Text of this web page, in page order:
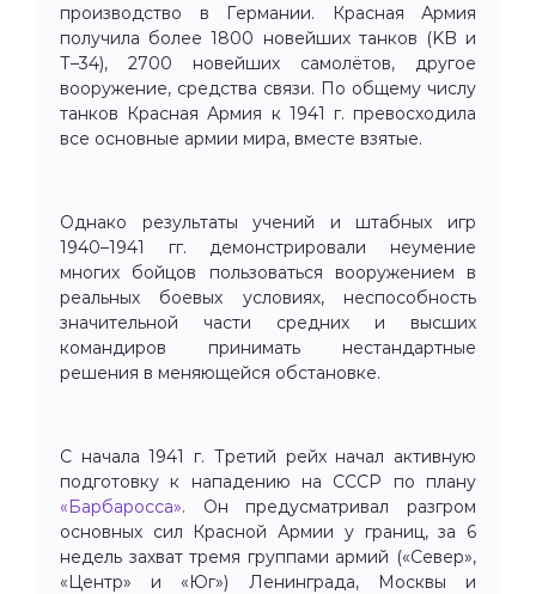
производство в Германии. Красная Армия
получила более 1800 новейших танков (KB и
Т–34), 2700 новейших самолётов, другое
вооружение, средства связи. По общему числу
танков Красная Армия к 1941 г. превосходила
все основные армии мира, вместе взятые.
Однако результаты учений и штабных игр
1940–1941 гг. демонстрировали неумение
многих бойцов пользоваться вооружением в
реальных боевых условиях, неспособность
значительной части средних и высших
командиров принимать нестандартные
решения в меняющейся обстановке.
С начала 1941 г. Третий рейх начал активную
подготовку к нападению на СССР по плану
«Барбаросса». Он предусматривал разгром
основных сил Красной Армии у границ, за 6
недель захват тремя группами армий («Север»,
«Центр» и «Юг») Ленинграда, Москвы и